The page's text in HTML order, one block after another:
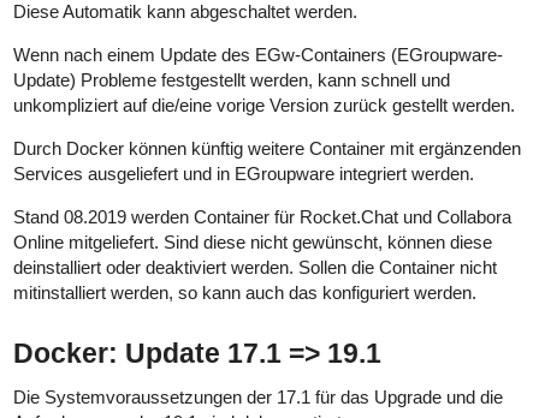
Diese Automatik kann abgeschaltet werden.
Wenn nach einem Update des EGw-Containers (EGroupware-
Update) Probleme festgestellt werden, kann schnell und
unkompliziert auf die/eine vorige Version zurück gestellt werden.
Durch Docker können künftig weitere Container mit ergänzenden
Services ausgeliefert und in EGroupware integriert werden.
Stand 08.2019 werden Container für Rocket.Chat und Collabora
Online mitgeliefert. Sind diese nicht gewünscht, können diese
deinstalliert oder deaktiviert werden. Sollen die Container nicht
mitinstalliert werden, so kann auch das konfiguriert werden.
Docker: Update 17.1 => 19.1
Die Systemvoraussetzungen der 17.1 für das Upgrade und die